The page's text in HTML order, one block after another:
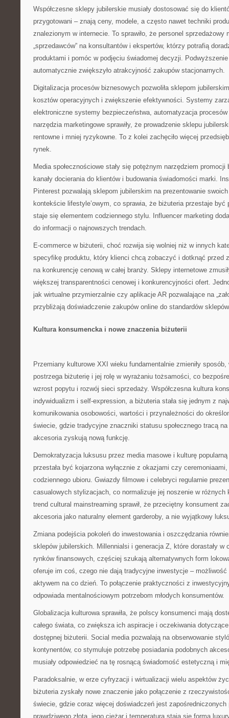
Współczesne sklepy jubilerskie musiały dostosować się do
przygotowani – znają ceny, modele, a często nawet techniki
znalezionym w internecie. To sprawiło, że personel sprzedażowy
„sprzedawców” na konsultantów i ekspertów, którzy potrafią
produktami i pomóc w podjęciu świadomej decyzji. Podwyższenie
automatycznie zwiększyło atrakcyjność zakupów stacjonarnych.
Digitalizacja procesów biznesowych pozwoliła sklepom
kosztów operacyjnych i zwiększenie efektywności. Systemy
elektroniczne systemy bezpieczeństwa, automatyzacja
narzędzia marketingowe sprawiły, że prowadzenie sklepu
rentowne i mniej ryzykowne. To z kolei zachęciło więcej
rynek.
Media społecznościowe stały się potężnym narzędziem
kanały docierania do klientów i budowania świadomości marki.
Pinterest pozwalają sklepom jubilerskim na prezentowanie
kontekście lifestyle’owym, co sprawia, że biżuteria przestaje
staje się elementem codziennego stylu. Influencer marketing
do informacji o najnowszych trendach.
E-commerce w biżuterii, choć rozwija się wolniej niż w innych
specyfikę produktu, który klienci chcą zobaczyć i dotknąć przed
na konkurencję cenową w całej branży. Sklepy internetowe
większej transparentności cenowej i konkurencyjności ofert.
jak wirtualne przymierzalnie czy aplikacje AR pozwalające na
przybliżają doświadczenie zakupów online do standardów
Kultura konsumencka i nowe znaczenia biżuterii
Przemiany kulturowe XXI wieku fundamentalnie zmieniły sposób,
postrzega biżuterię i jej rolę w wyrażaniu tożsamości, co
wzrost popytu i rozwój sieci sprzedaży. Współczesna kultura
indywidualizm i self-expression, a biżuteria stała się jednym z
komunikowania osobowości, wartości i przynależności do
świecie, gdzie tradycyjne znaczniki statusu społecznego tracą
akcesoria zyskują nową funkcję.
Demokratyzacja luksusu przez media masowe i kulturę popularną
przestała być kojarzona wyłącznie z okazjami czy
codziennego ubioru. Gwiazdy filmowe i celebryci regularnie
casualowych stylizacjach, co normalizuje jej noszenie w różnych
trend cultural mainstreaming sprawił, że przeciętny konsument
akcesoria jako naturalny element garderoby, a nie wyjątkowy
Zmiana podejścia pokoleń do inwestowania i oszczędzania
sklepów jubilerskich. Millennialsi i generacja Z, które dorastały w
rynków finansowych, częściej szukają alternatywnych form
oferuje im coś, czego nie dają tradycyjne inwestycje –
aktywem na co dzień. To połączenie praktyczności z
odpowiada mentalnościowym potrzebom młodych konsumentów.
Globalizacja kulturowa sprawiła, że polscy konsumenci mają
całego świata, co zwiększa ich aspiracje i oczekiwania
dostępnej biżuterii. Social media pozwalają na obserwowanie
kontynentów, co stymuluje potrzebę posiadania podobnych
musiały odpowiedzieć na tę rosnącą świadomość estetyczną i
Paradoksalnie, w erze cyfryzacji i wirtualizacji wielu aspektów
biżuteria zyskały nowe znaczenie jako połączenie z
świecie, gdzie coraz więcej doświadczeń jest
prawdziwego złota, jego ciężar i temperatura stają się formą